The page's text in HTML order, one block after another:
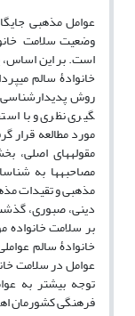
عوامل مذهبی
وضعیت سلامت
است. بر این
خانوادۀ سالم
مورد مطالعه قرار
مقوله­های اصلی،
مذهبی و تقیدات
دینی، صبوری،
بر سلامت
خانوادۀ سالم
عوامل در سلامت
توجه بیشتر به
فرهنگی کشورمان